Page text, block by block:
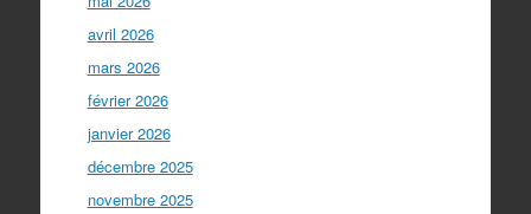
avril 2026
mars 2026
février 2026
janvier 2026
décembre 2025
novembre 2025